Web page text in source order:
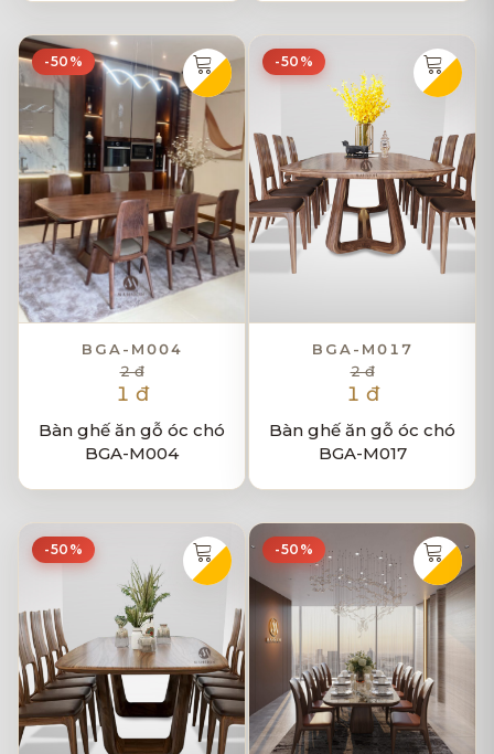
-50%
BGA-M004
2 đ
1 đ
Bàn ghế ăn gỗ óc chó
BGA-M004
-50%
BGA-M017
2 đ
1 đ
Bàn ghế ăn gỗ óc chó
BGA-M017
-50% -50%